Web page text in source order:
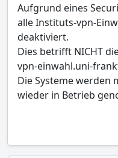
Aufgrund eines
alle Instituts-vpn-
deaktiviert.
Dies betrifft NICHT
vpn-einwahl.uni-
Die Systeme
wieder in Betrieb